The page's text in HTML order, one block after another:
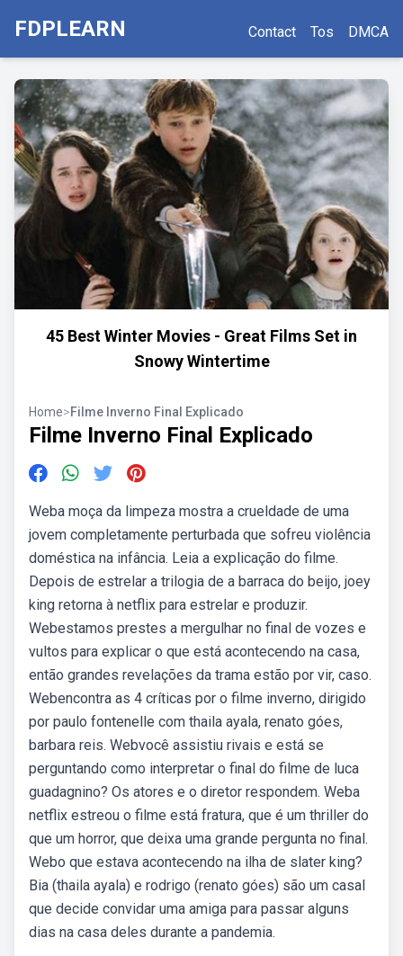
FDPLEARN Contact Tos DMCA
45 Best Winter Movies - Great Films Set in
Snowy Wintertime
Home>Filme Inverno Final Explicado
Filme Inverno Final Explicado
Weba moça da limpeza mostra a crueldade de uma
jovem completamente perturbada que sofreu violência
doméstica na infância. Leia a explicação do filme.
Depois de estrelar a trilogia de a barraca do beijo, joey
king retorna à netflix para estrelar e produzir.
Webestamos prestes a mergulhar no final de vozes e
vultos para explicar o que está acontecendo na casa,
então grandes revelações da trama estão por vir, caso.
Webencontra as 4 críticas por o filme inverno, dirigido
por paulo fontenelle com thaila ayala, renato góes,
barbara reis. Webvocê assistiu rivais e está se
perguntando como interpretar o final do filme de luca
guadagnino? Os atores e o diretor respondem. Weba
netflix estreou o filme está fratura, que é um thriller do
que um horror, que deixa uma grande pergunta no final.
Webo que estava acontecendo na ilha de slater king?
Bia (thaila ayala) e rodrigo (renato góes) são um casal
que decide convidar uma amiga para passar alguns
dias na casa deles durante a pandemia.